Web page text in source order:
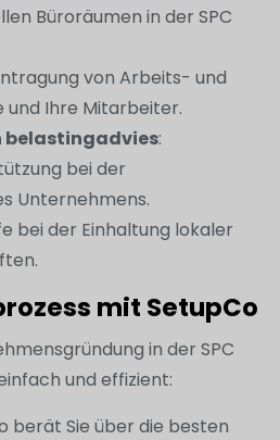
Büroräumen in der SPC
von Arbeits- und
und Ihre Mitarbeiter.
belastingadvies:
bei der
Unternehmens.
bei der Einhaltung lokaler
mit SetupCo
in der SPC
und effizient:
berät Sie über die besten